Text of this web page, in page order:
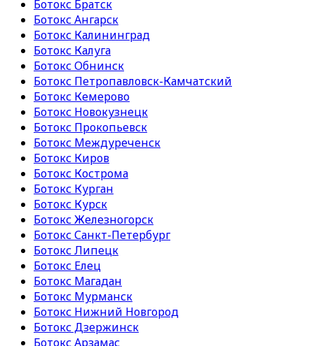
Ботокс Братск
Ботокс Ангарск
Ботокс Калининград
Ботокс Калуга
Ботокс Обнинск
Ботокс Петропавловск-Камчатский
Ботокс Кемерово
Ботокс Новокузнецк
Ботокс Прокопьевск
Ботокс Междуреченск
Ботокс Киров
Ботокс Кострома
Ботокс Курган
Ботокс Курск
Ботокс Железногорск
Ботокс Санкт-Петербург
Ботокс Липецк
Ботокс Елец
Ботокс Магадан
Ботокс Мурманск
Ботокс Нижний Новгород
Ботокс Дзержинск
Ботокс Арзамас